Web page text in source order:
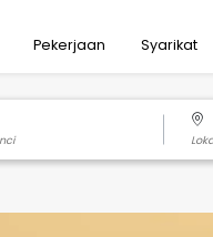
Pekerjaan Syarikat